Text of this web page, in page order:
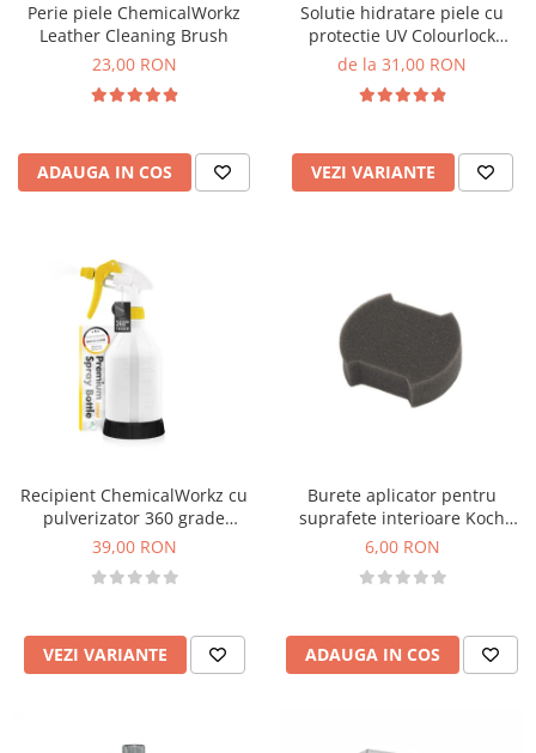
Perie piele ChemicalWorkz
Leather Cleaning Brush
23,00 RON
ADAUGA IN COS
Solutie hidratare piele cu
protectie UV Colourlock
Leather Care
de la 31,00 RON
VEZI VARIANTE
Recipient ChemicalWorkz cu
pulverizator 360 grade
Canyon Premium Spray Bottle
39,00 RON
VEZI VARIANTE
Burete aplicator pentru
suprafete interioare Koch
Chemie BTM
6,00 RON
ADAUGA IN COS